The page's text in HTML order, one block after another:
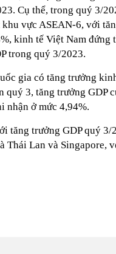
Cụ thể, trong quý 3/
vực ASEAN-6, với
kinh tế Việt Nam
trong quý 3/2023.
gia có tăng trưởng
quý 3, tăng trưởng GDP
nhận ở mức 4,94%.
tăng trưởng GDP quý
Thái Lan và Singapore,